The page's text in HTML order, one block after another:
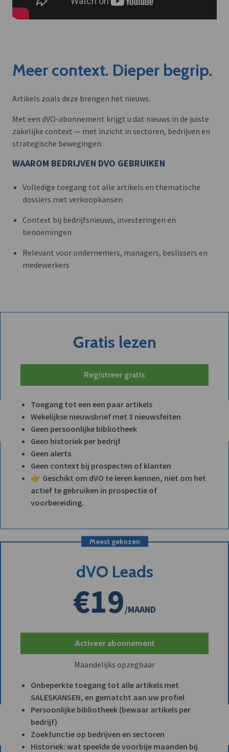
Meer context. Dieper begrip.
Artikels zoals deze brengen het nieuws.
Met een dVO-abonnement krijgt u dat nieuws in de juiste
zakelijke context — met inzicht in sectoren, bedrijven en
strategische bewegingen.
WAAROM BEDRIJVEN DVO GEBRUIKEN
Volledige toegang tot alle artikels en thematische
dossiers met verkoopkansen
Context bij bedrijfsnieuws, investeringen en
benoemingen
Relevant voor ondernemers, managers, beslissers en
medewerkers
Gratis lezen
Registreer gratis
Toegang tot een een paar artikels
Wekelijkse nieuwsbrief met 3 nieuwsfeiten
Geen persoonlijke bibliotheek
Geen historiek per bedrijf
Geen alerts
Geen context bij prospecten of klanten
👉 Geschikt om dVO te leren kennen, niet om het
actief te gebruiken in prospectie of
voorbereiding.
Meest gekozen
dVO Leads
€19/MAAND
Activeer abonnement
Maandelijks opzegbaar
Onbeperkte toegang tot alle artikels met
SALESKANSEN, en gematcht aan uw profiel
Persoonlijke bibliotheek (bewaar artikels per
bedrijf)
Zoekfunctie op bedrijven en sectoren
Historiek: wat speelde de voorbije maanden bij